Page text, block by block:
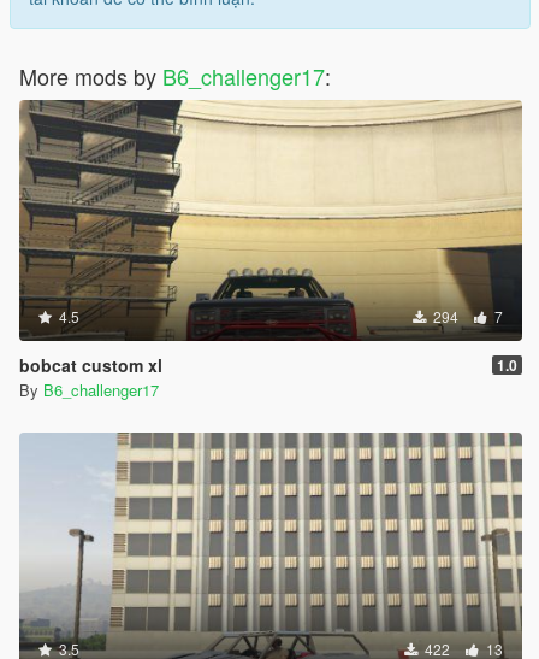
More mods by B6_challenger17:
4.5 294 7
bobcat custom xl 1.0
By B6_challenger17
3.5 422 13